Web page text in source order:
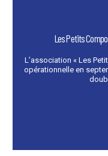
Les Petits
L’association « Les
opérationnelle en